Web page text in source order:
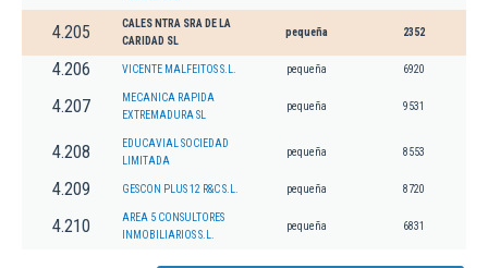
4.205
CALES NTRA SRA DE LA
CARIDAD SL
pequeña 2352
4.206 VICENTE MALFEITOS S.L. pequeña 6920
4.207
MECANICA RAPIDA
EXTREMADURA SL
pequeña 9531
4.208
EDUCAVIAL SOCIEDAD
LIMITADA
pequeña 8553
4.209 GESCON PLUS 12 R&C S.L. pequeña 8720
4.210
AREA 5 CONSULTORES
INMOBILIARIOS S.L.
pequeña 6831